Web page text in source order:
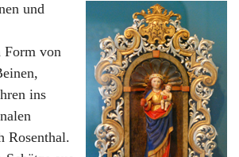
und
Form von
ins
Rosenthal.